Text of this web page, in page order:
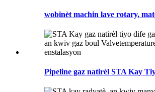
wobinèt machin lave rotary,
Pipeline gaz natirèl STA Kay